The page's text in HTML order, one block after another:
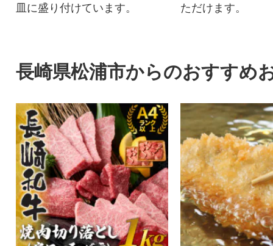
皿に盛り付けています。
ただけます。
長崎県松浦市からのおすすめ